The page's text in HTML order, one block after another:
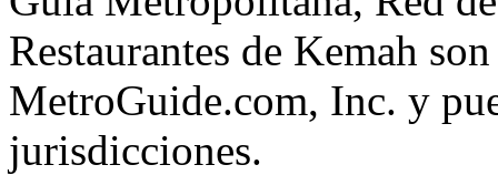
Restaurantes de Kemah
MetroGuide.com, Inc. y
jurisdicciones.